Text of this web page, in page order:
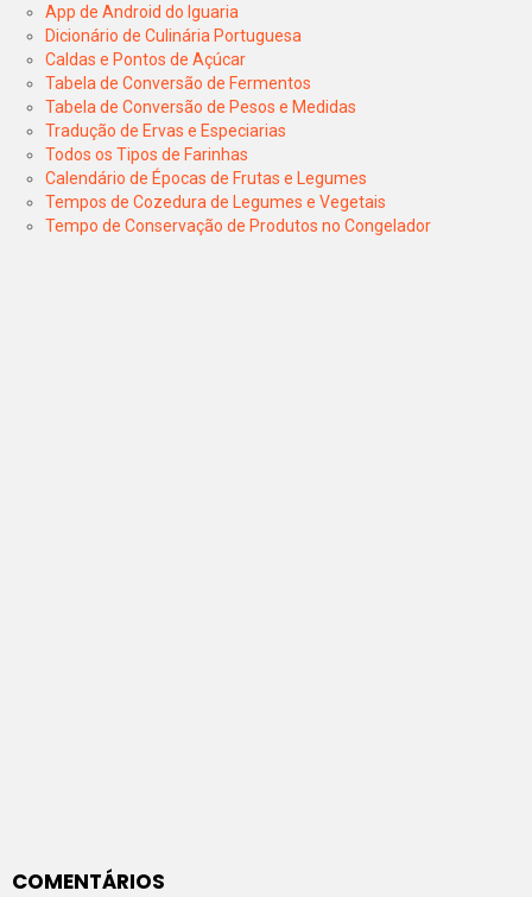
App de Android do Iguaria
Dicionário de Culinária Portuguesa
Caldas e Pontos de Açúcar
Tabela de Conversão de Fermentos
Tabela de Conversão de Pesos e Medidas
Tradução de Ervas e Especiarias
Todos os Tipos de Farinhas
Calendário de Épocas de Frutas e Legumes
Tempos de Cozedura de Legumes e Vegetais
Tempo de Conservação de Produtos no Congelador
COMENTÁRIOS